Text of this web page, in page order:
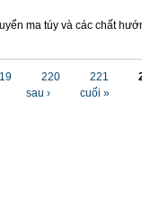
ma túy và các chất
220 221
sau › cuối »